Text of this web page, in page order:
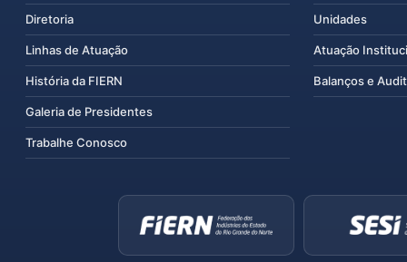
Diretoria
Linhas de Atuação
História da FIERN
Galeria de Presidentes
Trabalhe Conosco
Unidades
Atuação
Balanços e